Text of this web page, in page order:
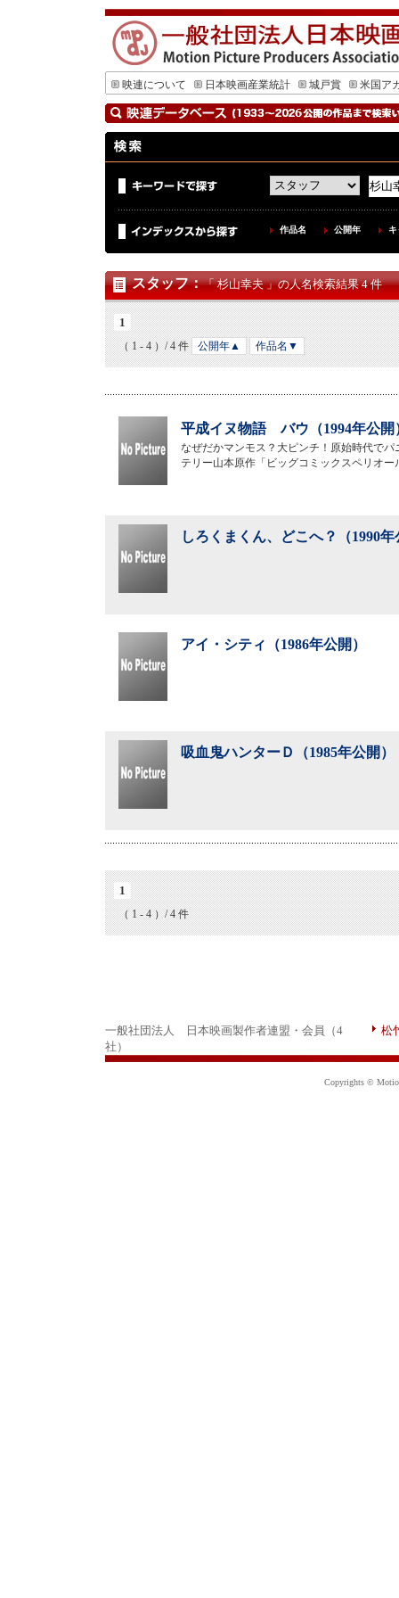
映連について 日本映画産業統計 城戸賞 米国ア
作品名 公開年
スタッフ：「 杉山幸夫 」の人名検索結果 4 件
1
（ 1 - 4 ）/ 4 件 公開年▲ 作品名▼
平成イヌ物語 バウ（1994年公開
なぜだかマンモス？大ピンチ！原始時代でパ
テリー山本原作「ビッグコミックスペリオ
しろくまくん、どこへ？（1990年
アイ・シティ（1986年公開）
吸血鬼ハンターＤ（1985年公開）
1
（ 1 - 4 ）/ 4 件
一般社団法人 日本映画製作者連盟・会員（4
社）
松
Copyrights ©